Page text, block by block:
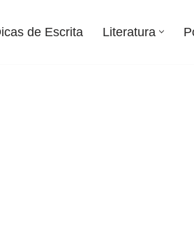
de Escrita Literatura